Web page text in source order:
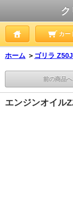
カー
ホーム ＞ ゴリラ
前の商品へ
エンジンオイル